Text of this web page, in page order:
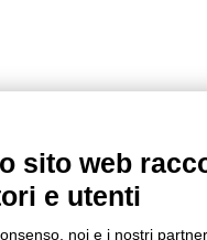
sito web
e utenti
noi e i nostri